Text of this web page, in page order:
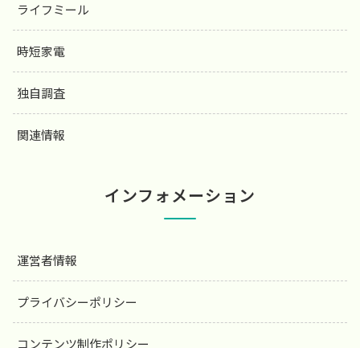
ライフミール
時短家電
独自調査
関連情報
インフォメーション
運営者情報
プライバシーポリシー
コンテンツ制作ポリシー